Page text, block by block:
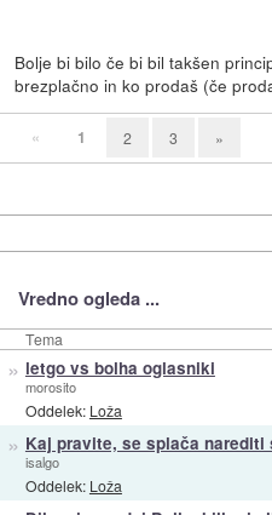
Bolje bi bilo če bi bil takšen
brezplačno in ko prodaš (če
« 1 2 3 »
Vredno ogleda ...
Tema
» letgo vs bolha oglasniki
morosito
Oddelek: Loža
» Kaj pravite, se splača
isalgo
Oddelek: Loža